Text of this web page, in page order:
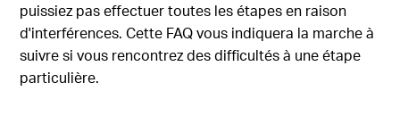
puissiez pas effectuer toutes les étapes en raison
d'interférences. Cette FAQ vous indiquera la marche à
suivre si vous rencontrez des difficultés à une étape
particulière.